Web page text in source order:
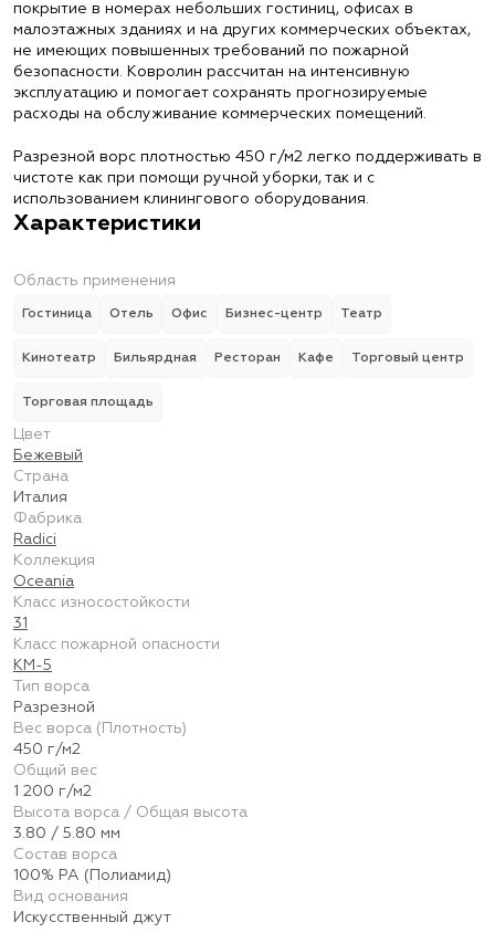
покрытие в номерах небольших гостиниц, офисах в
малоэтажных зданиях и на других коммерческих объектах,
не имеющих повышенных требований по пожарной
безопасности. Ковролин рассчитан на интенсивную
эксплуатацию и помогает сохранять прогнозируемые
расходы на обслуживание коммерческих помещений.
Разрезной ворс плотностью 450 г/м2 легко поддерживать в
чистоте как при помощи ручной уборки, так и с
использованием клинингового оборудования.
Характеристики
Область применения
Гостиница Отель Офис Бизнес-центр Театр
Кинотеатр Бильярдная Ресторан Кафе Торговый центр
Торговая площадь
Цвет
Бежевый
Страна
Италия
Фабрика
Radici
Коллекция
Oceania
Класс износостойкости
31
Класс пожарной опасности
КМ-5
Тип ворса
Разрезной
Вес ворса (Плотность)
450 г/м2
Общий вес
1 200 г/м2
Высота ворса / Общая высота
3.80 / 5.80 мм
Состав ворса
100% PA (Полиамид)
Вид основания
Искусственный джут